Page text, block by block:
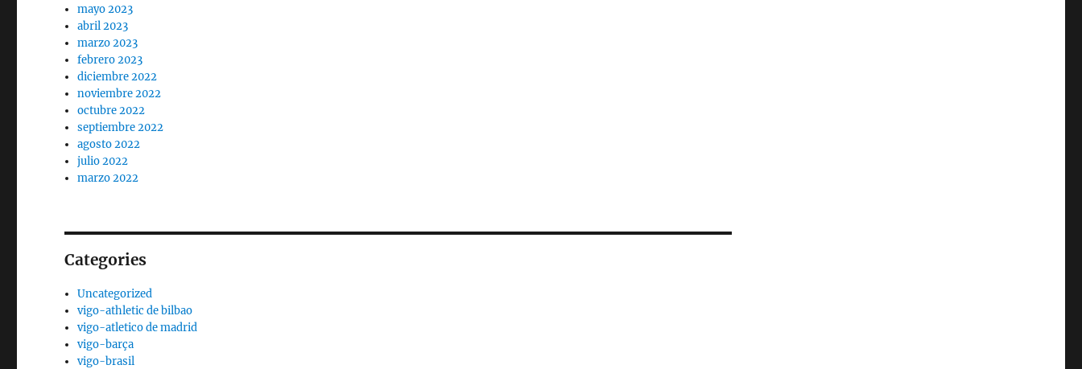
mayo 2023
abril 2023
marzo 2023
febrero 2023
diciembre 2022
noviembre 2022
octubre 2022
septiembre 2022
agosto 2022
julio 2022
marzo 2022
Categories
Uncategorized
vigo-athletic de bilbao
vigo-atletico de madrid
vigo-barça
vigo-brasil